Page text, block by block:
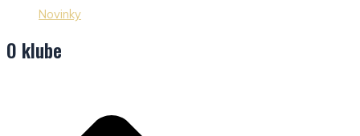
Novinky
O klube